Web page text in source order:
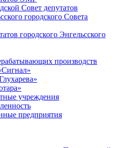
Совет депутатов
городского Совета
городского Энгельсского
производств
учреждения
предприятия